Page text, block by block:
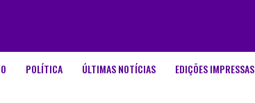
POLÍTICA ÚLTIMAS NOTÍCIAS EDIÇÕES IMPRESSAS